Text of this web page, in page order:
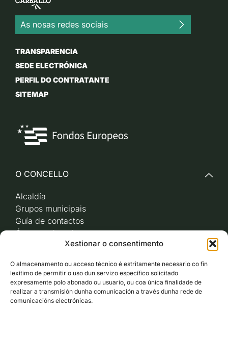
Xestionar o consentimento
O almacenamento ou acceso técnico é estritamente necesario co fin
lexítimo de permitir o uso dun servizo específico solicitado
expresamente polo abonado ou usuario, ou coa única finalidade de
realizar a transmisión dunha comunicación a través dunha rede de
comunicacións electrónicas.
As nosas redes sociais
TRANSPARENCIA
SEDE ELECTRÓNICA
PERFIL DO CONTRATANTE
SITEMAP
O CONCELLO
Alcaldía
Grupos municipais
Guía de contactos
Órganos de goberno
Acceso a videoactas
xunta de goberno local
Imaxe corporativa
CARBALLO AO DÍA